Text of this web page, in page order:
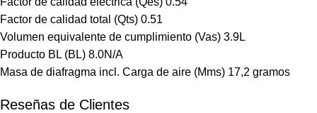
Factor de calidad total (Qts) 0.51
Volumen equivalente de cumplimiento (Vas) 3.9L
Producto BL (BL) 8.0N/A
Masa de diafragma incl. Carga de aire (Mms) 17,2 gramos
Reseñas de Clientes